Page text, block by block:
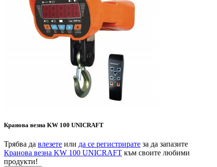
Кранова везна KW 100 UNICRAFT
Трябва да влезете или да се регистрирате за да запазите
Кранова везна KW 100 UNICRAFT към своите любими
продукти!